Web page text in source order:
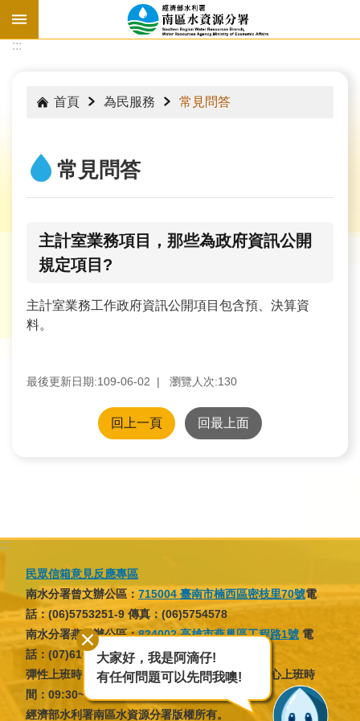
跳到主要內容區塊
教
育
環
境
教
:::
首頁 為民服務 常見問答
常見問答
主計室業務項目，那些為政府資訊公開
規定項目?
主計室業務工作政府資訊公開項目包含預、決算資
料。
最後更新日期:109-06-02 瀏覽人次:130
回上一頁 回最上面
:::
民眾信箱意見反應專區
南水分署曾文辦公區： 715004 臺南市楠西區密枝里70號電
話：(06)5753251-9 傳真：(06)5754578
南水分署燕巢辦公區：824002 高雄市燕巢區工程路1號 電
話：(07)6166137 傳真：(07)6166046
彈性上班時間：07:30~09:30，16:30~18:30；核心上班時
間：09:30~12:30，13:30~16:30
經濟部水利署南區水資源分署版權所有。
大家好，我是阿滴仔!
有任何問題可以先問我噢!